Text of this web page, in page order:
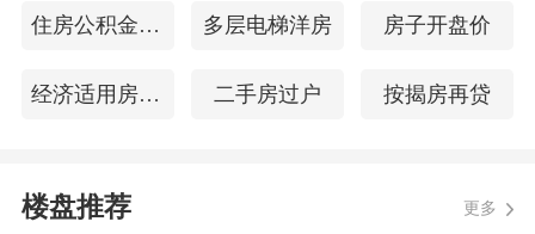
内，首层约 3.3 米的层高，营造出开阔大
的美景尽收眼底，让您与自然时刻保持着
住房公积金查询 多层电梯洋房 房子开盘价
经济适用房买卖合同 二手房过户 按揭房再贷
楼盘推荐 更多